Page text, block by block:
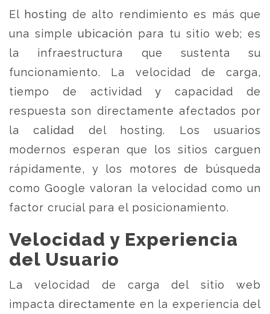
El hosting de alto rendimiento es más que
una simple ubicación para tu sitio web; es
la infraestructura que sustenta su
funcionamiento. La velocidad de carga,
tiempo de actividad y capacidad de
respuesta son directamente afectados por
la calidad del hosting. Los usuarios
modernos esperan que los sitios carguen
rápidamente, y los motores de búsqueda
como Google valoran la velocidad como un
factor crucial para el posicionamiento.
Velocidad y Experiencia
del Usuario
La velocidad de carga del sitio web
impacta directamente en la experiencia del